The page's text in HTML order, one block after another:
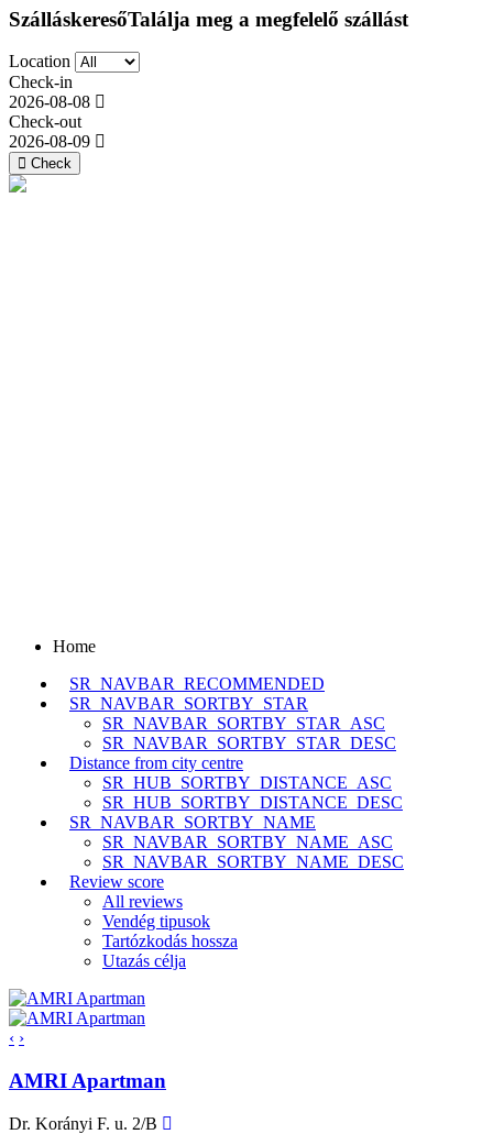
SzálláskeresőTalálja meg a megfelelő szállást
Location
Check-in
2026-08-08
Check-out
2026-08-09
Check
Home
SR_NAVBAR_RECOMMENDED
SR_NAVBAR_SORTBY_STAR
SR_NAVBAR_SORTBY_STAR_ASC
SR_NAVBAR_SORTBY_STAR_DESC
Distance from city centre
SR_HUB_SORTBY_DISTANCE_ASC
SR_HUB_SORTBY_DISTANCE_DESC
SR_NAVBAR_SORTBY_NAME
SR_NAVBAR_SORTBY_NAME_ASC
SR_NAVBAR_SORTBY_NAME_DESC
Review score
All reviews
Vendég tipusok
Tartózkodás hossza
Utazás célja
‹ ›
AMRI Apartman
Dr. Korányi F. u. 2/B